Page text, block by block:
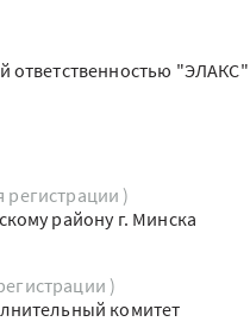
ответственностью "ЭЛАКС"
регистрации )
району г. Минска
)
комитет